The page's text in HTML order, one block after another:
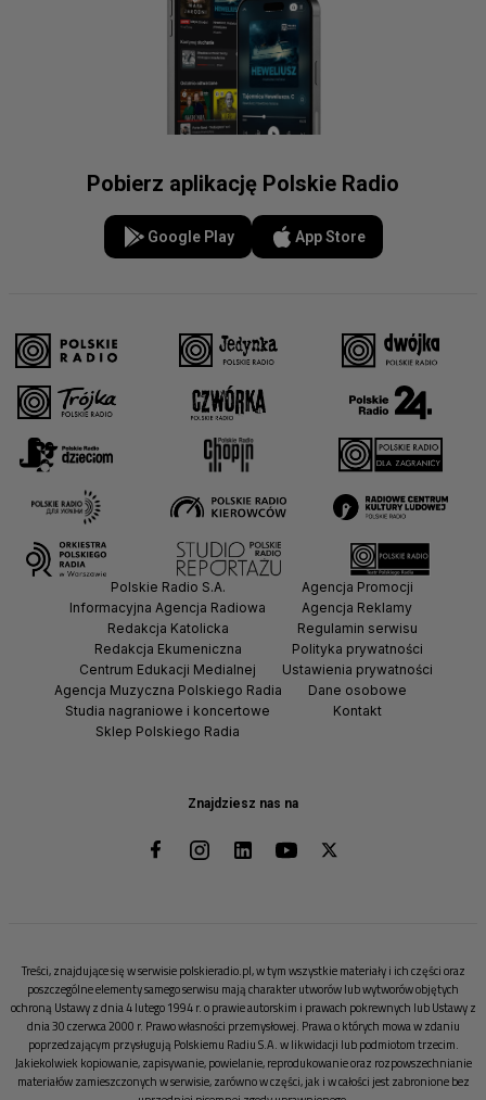
Pobierz aplikację Polskie Radio
Google Play App Store
Znajdziesz nas na
Polskie Radio S.A.
Informacyjna Agencja Radiowa
Redakcja Katolicka
Redakcja Ekumeniczna
Centrum Edukacji Medialnej
Agencja Muzyczna Polskiego Radia
Studia nagraniowe i koncertowe
Sklep Polskiego Radia
Agencja Promocji
Agencja Reklamy
Regulamin serwisu
Polityka prywatności
Ustawienia prywatności
Dane osobowe
Kontakt
Treści, znajdujące się w serwisie polskieradio.pl, w tym wszystkie materiały i ich części oraz
poszczególne elementy samego serwisu mają charakter utworów lub wytworów objętych
ochroną Ustawy z dnia 4 lutego 1994 r. o prawie autorskim i prawach pokrewnych lub Ustawy z
dnia 30 czerwca 2000 r. Prawo własności przemysłowej. Prawa o których mowa w zdaniu
poprzedzającym przysługują Polskiemu Radiu S.A. w likwidacji lub podmiotom trzecim.
Jakiekolwiek kopiowanie, zapisywanie, powielanie, reprodukowanie oraz rozpowszechnianie
materiałów zamieszczonych w serwisie, zarówno w części, jak i w całości jest zabronione bez